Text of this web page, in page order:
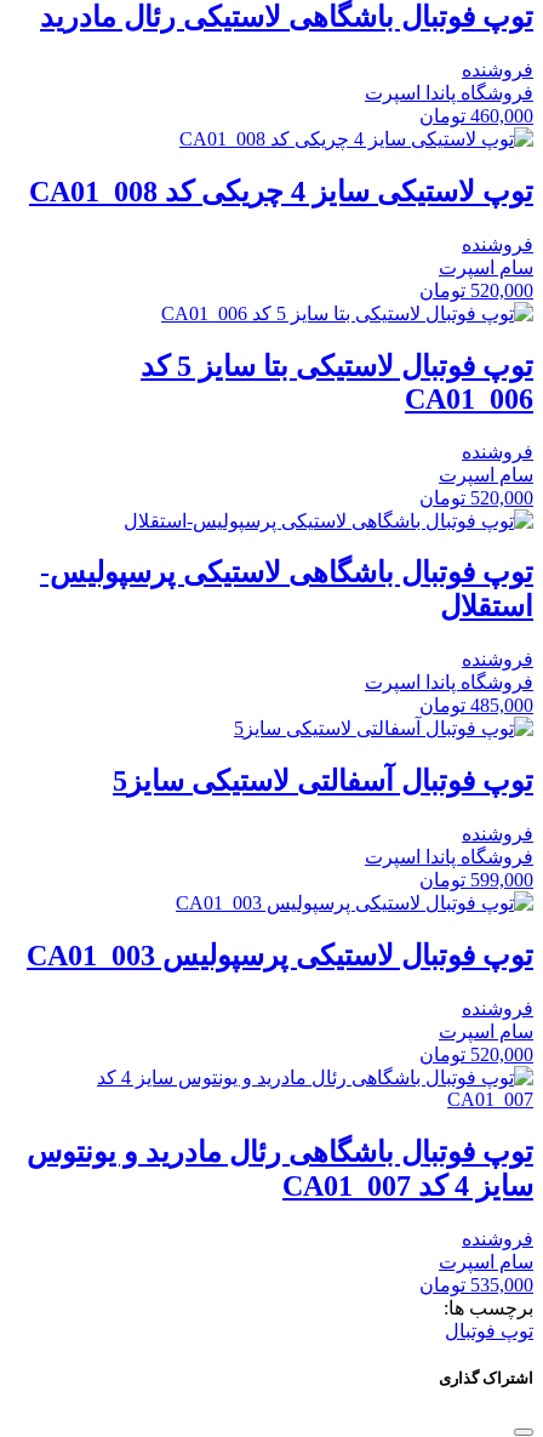
توپ فوتبال باشگاهی لاستیکی رئال مادرید
فروشنده
فروشگاه پاندا اسپرت
460,000 تومان
توپ لاستیکی سایز 4 چریکی کد CA01_008
فروشنده
سام اسپرت
520,000 تومان
توپ فوتبال لاستیکی بتا سایز 5 کد
CA01_006
فروشنده
سام اسپرت
520,000 تومان
توپ فوتبال باشگاهی لاستیکی پرسپولیس-
استقلال
فروشنده
فروشگاه پاندا اسپرت
485,000 تومان
توپ فوتبال آسفالتی لاستیکی سایز5
فروشنده
فروشگاه پاندا اسپرت
599,000 تومان
توپ فوتبال لاستیکی پرسپولیس CA01_003
فروشنده
سام اسپرت
520,000 تومان
توپ فوتبال باشگاهی رئال مادرید و یونتوس
سایز 4 کد CA01_007
فروشنده
سام اسپرت
535,000 تومان
برچسب ها:
توپ فوتبال
اشتراک گذاری